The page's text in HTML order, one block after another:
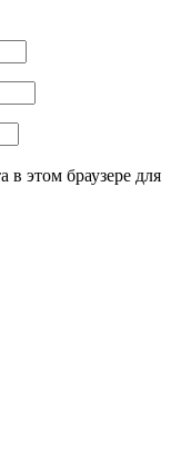
в этом браузере для